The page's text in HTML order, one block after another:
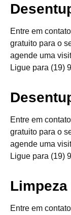
Entre em
gratuito para o
agende uma
Ligue para (19)
Entre em
gratuito para o
agende uma
Ligue para (19)
Entre em